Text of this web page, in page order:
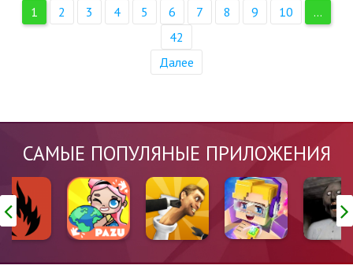
1
2 3 4 5 6 7 8 9 10
...
42
Далее
САМЫЕ ПОПУЛЯНЫЕ ПРИЛОЖЕНИЯ